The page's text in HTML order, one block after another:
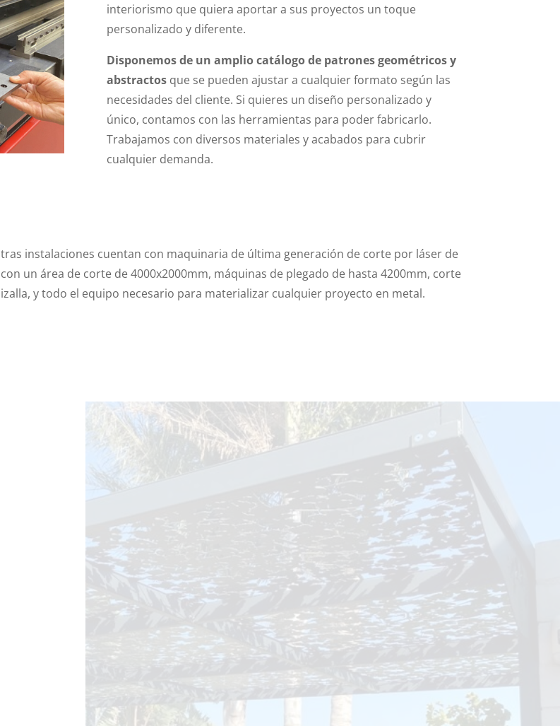
interiorismo que quiera aportar a sus proyectos un toque
personalizado y diferente.
Disponemos de un amplio catálogo de patrones geométricos y
abstractosque se pueden ajustar a cualquier formato según las
necesidades del cliente. Si quieres un diseño personalizado y
único, contamos con las herramientas para poder fabricarlo.
Trabajamos con diversos materiales y acabados para cubrir
cualquier demanda.
instalaciones cuentan con maquinaria de última generación de corte por láser de
un área de corte de 4000x2000mm, máquinas de plegado de hasta 4200mm, corte
y todo el equipo necesario para materializar cualquier proyecto en metal.